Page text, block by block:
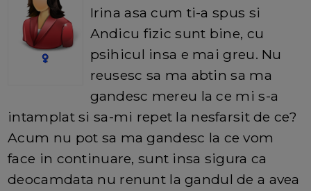
Irina asa cum ti-a spus si
Andicu fizic sunt bine, cu
psihicul insa e mai greu. Nu
reusesc sa ma abtin sa ma
gandesc mereu la ce mi s-a
intamplat si sa-mi repet la nesfarsit de ce?
Acum nu pot sa ma gandesc la ce vom
face in continuare, sunt insa sigura ca
deocamdata nu renunt la gandul de a avea